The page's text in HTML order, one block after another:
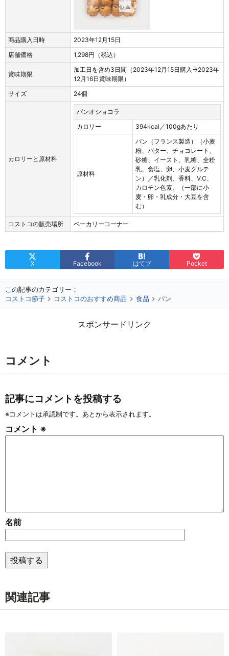
商品購入日時
2023年12月15日
店舗価格
1,298円（税込）
賞味期限
加工日を含め3日間（2023年12月15日購入→2023年
12月16日賞味期限）
サイズ
24個
カロリーと原材料
パンオショコラ
カロリー
394kcal／100gあたり
原材料
パン（フランス製造）（小麦
粉、バター、チョコレート、
砂糖、イースト、乳糖、全粉
乳、食塩、卵、小麦グルテ
ン）／乳化剤、香料、V.C、
カロチン色素、（一部に小
麦・卵・乳成分・大豆を含
む）
コストコの販売場所 ベーカリーコーナー
X Facebook はてブ Pocket
この記事のカテゴリー：
コストコ節子
コストコのおすすめ商品 食品 パン
スポンサードリンク
コメント
記事にコメントを投稿する
※コメントは承認制です。あとから表示されます。
コメント ※
名前
関連記事